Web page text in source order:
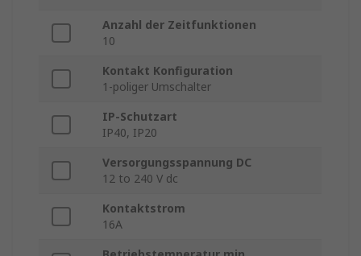
Anzahl der Zeitfunktionen
10
Kontakt Konfiguration
1-poliger Umschalter
IP-Schutzart
IP40, IP20
Versorgungsspannung DC
12 to 240 V dc
Kontaktstrom
16A